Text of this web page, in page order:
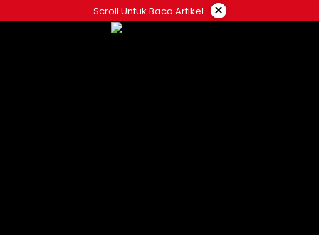
to
Scroll Untuk Baca Artikel ×